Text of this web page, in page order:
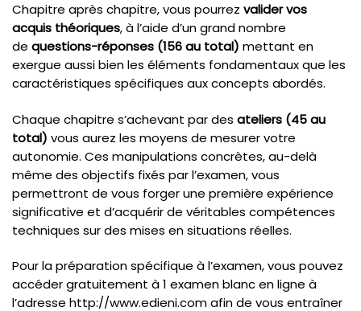
Chapitre après chapitre, vous pourrez valider vos
acquis théoriques, à l’aide d’un grand nombre
de questions-réponses (156 au total) mettant en
exergue aussi bien les éléments fondamentaux que les
caractéristiques spécifiques aux concepts abordés.
Chaque chapitre s’achevant par des ateliers (45 au
total) vous aurez les moyens de mesurer votre
autonomie. Ces manipulations concrètes, au-delà
même des objectifs fixés par l’examen, vous
permettront de vous forger une première expérience
significative et d’acquérir de véritables compétences
techniques sur des mises en situations réelles.
Pour la préparation spécifique à l’examen, vous pouvez
accéder gratuitement à 1 examen blanc en ligne à
l’adresse http://www.edieni.com afin de vous entraîner